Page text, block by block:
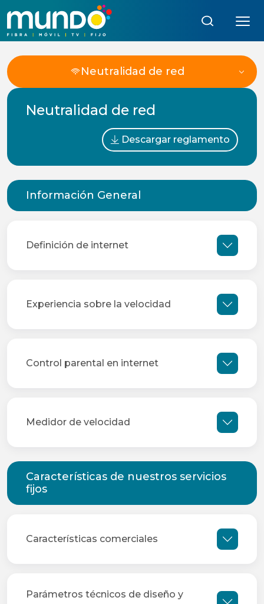
Neutralidad de red
Neutralidad de red
Descargar reglamento
Información General
Definición de internet
Experiencia sobre la velocidad
Control parental en internet
Medidor de velocidad
Características de nuestros servicios
fijos
Características comerciales
Parámetros técnicos de diseño y